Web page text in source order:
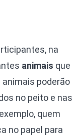
na
animais que
animais poderão
no peito e nas
quem
no papel para